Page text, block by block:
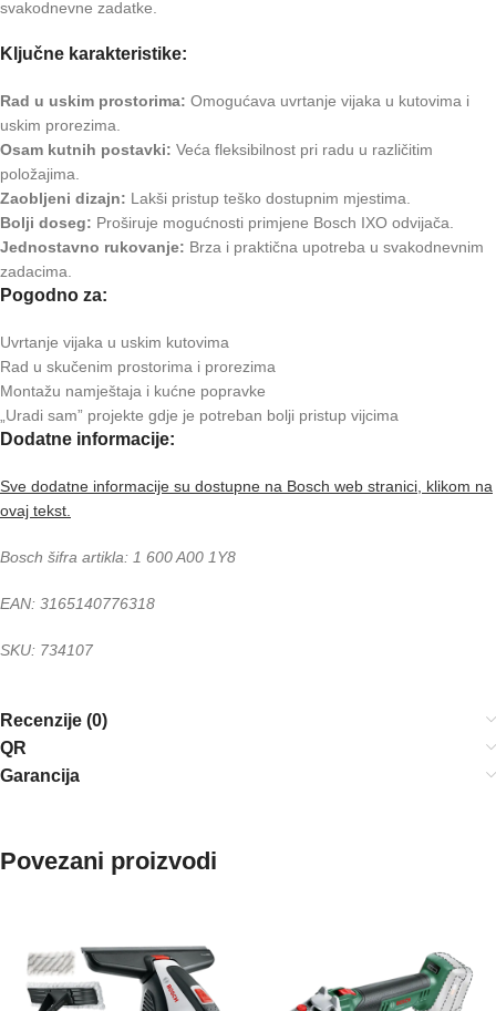
svakodnevne zadatke.
Ključne karakteristike:
Rad u uskim prostorima: Omogućava uvrtanje vijaka u kutovima i
uskim prorezima.
Osam kutnih postavki: Veća fleksibilnost pri radu u različitim
položajima.
Zaobljeni dizajn: Lakši pristup teško dostupnim mjestima.
Bolji doseg: Proširuje mogućnosti primjene Bosch IXO odvijača.
Jednostavno rukovanje: Brza i praktična upotreba u svakodnevnim
zadacima.
Pogodno za:
Uvrtanje vijaka u uskim kutovima
Rad u skučenim prostorima i prorezima
Montažu namještaja i kućne popravke
„Uradi sam” projekte gdje je potreban bolji pristup vijcima
Dodatne informacije:
Sve dodatne informacije su dostupne na Bosch web stranici, klikom na
ovaj tekst.
Bosch šifra artikla: 1 600 A00 1Y8
EAN: 3165140776318
SKU: 734107
Recenzije (0)
QR
Garancija
Povezani proizvodi